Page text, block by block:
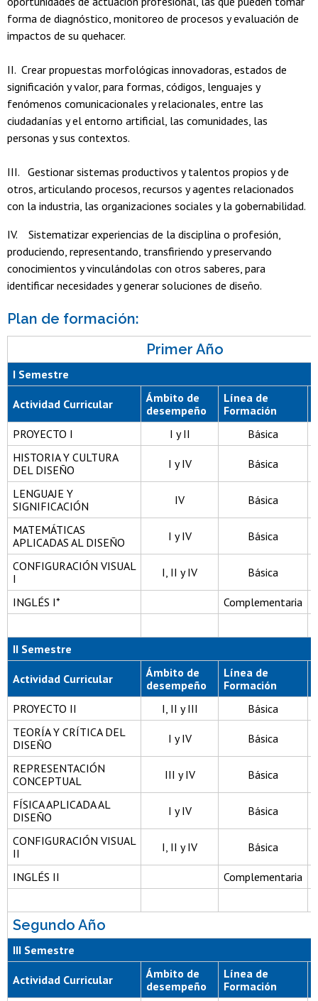
forma de diagnóstico, monitoreo de procesos y evaluación de
impactos de su quehacer.
II. Crear propuestas morfológicas innovadoras, estados de
significación y valor, para formas, códigos, lenguajes y
fenómenos comunicacionales y relacionales, entre las
ciudadanías y el entorno artificial, las comunidades, las
personas y sus contextos.
III. Gestionar sistemas productivos y talentos propios y de
otros, articulando procesos, recursos y agentes relacionados
con la industria, las organizaciones sociales y la gobernabilidad.
IV. Sistematizar experiencias de la disciplina o profesión,
produciendo, representando, transfiriendo y preservando
conocimientos y vinculándolas con otros saberes, para
identificar necesidades y generar soluciones de diseño.
Plan de formación:
Primer Año
I Semestre
Actividad Curricular
Ámbito de
desempeño
Línea de
Formación
PROYECTO I
I y II
Básica
HISTORIA Y CULTURA
DEL DISEÑO
I y IV Básica
LENGUAJE Y
SIGNIFICACIÓN
IV Básica
MATEMÁTICAS
APLICADAS AL DISEÑO
I y IV Básica
CONFIGURACIÓN VISUAL
I
I, II y IV Básica
INGLÉS I* Complementaria
II Semestre
Actividad Curricular
Ámbito de
desempeño
Línea de
Formación
PROYECTO II
I, II y III
Básica
TEORÍA Y CRÍTICA DEL
DISEÑO
I y IV Básica
REPRESENTACIÓN
CONCEPTUAL
III y IV Básica
FÍSICA APLICADA AL
DISEÑO
I y IV Básica
CONFIGURACIÓN VISUAL
II
I, II y IV Básica
INGLÉS II Complementaria
Segundo Año
III Semestre
Actividad Curricular
Ámbito de
desempeño
Línea de
Formación